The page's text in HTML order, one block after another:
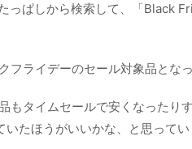
っぱしから検索して、「Black
フライデーのセール対象品となっ
もタイムセールで安くなったり
たほうがいいかな、と思ってい